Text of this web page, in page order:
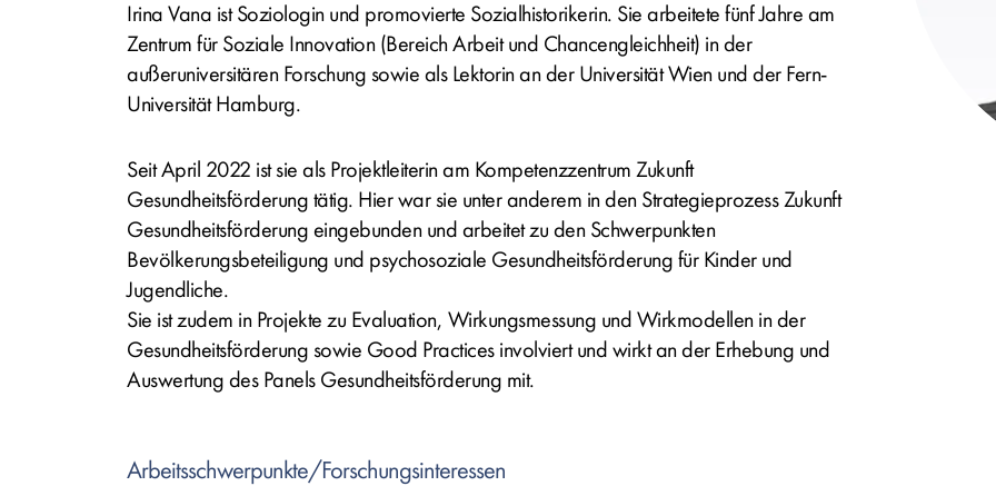
Irina Vana ist Soziologin und promovierte Sozialhistorikerin. Sie arbeitete fünf Jahre am
Zentrum für Soziale Innovation (Bereich Arbeit und Chancengleichheit) in der
außeruniversitären Forschung sowie als Lektorin an der Universität Wien und der Fern-
Universität Hamburg.
Seit April 2022 ist sie als Projektleiterin am Kompetenzzentrum Zukunft
Gesundheitsförderung tätig. Hier war sie unter anderem in den Strategieprozess Zukunft
Gesundheitsförderung eingebunden und arbeitet zu den Schwerpunkten
Bevölkerungsbeteiligung und psychosoziale Gesundheitsförderung für Kinder und
Jugendliche.
Sie ist zudem in Projekte zu Evaluation, Wirkungsmessung und Wirkmodellen in der
Gesundheitsförderung sowie Good Practices involviert und wirkt an der Erhebung und
Auswertung des Panels Gesundheitsförderung mit.
Arbeitsschwerpunkte/Forschungsinteressen